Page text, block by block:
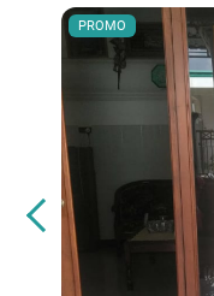
PROMO